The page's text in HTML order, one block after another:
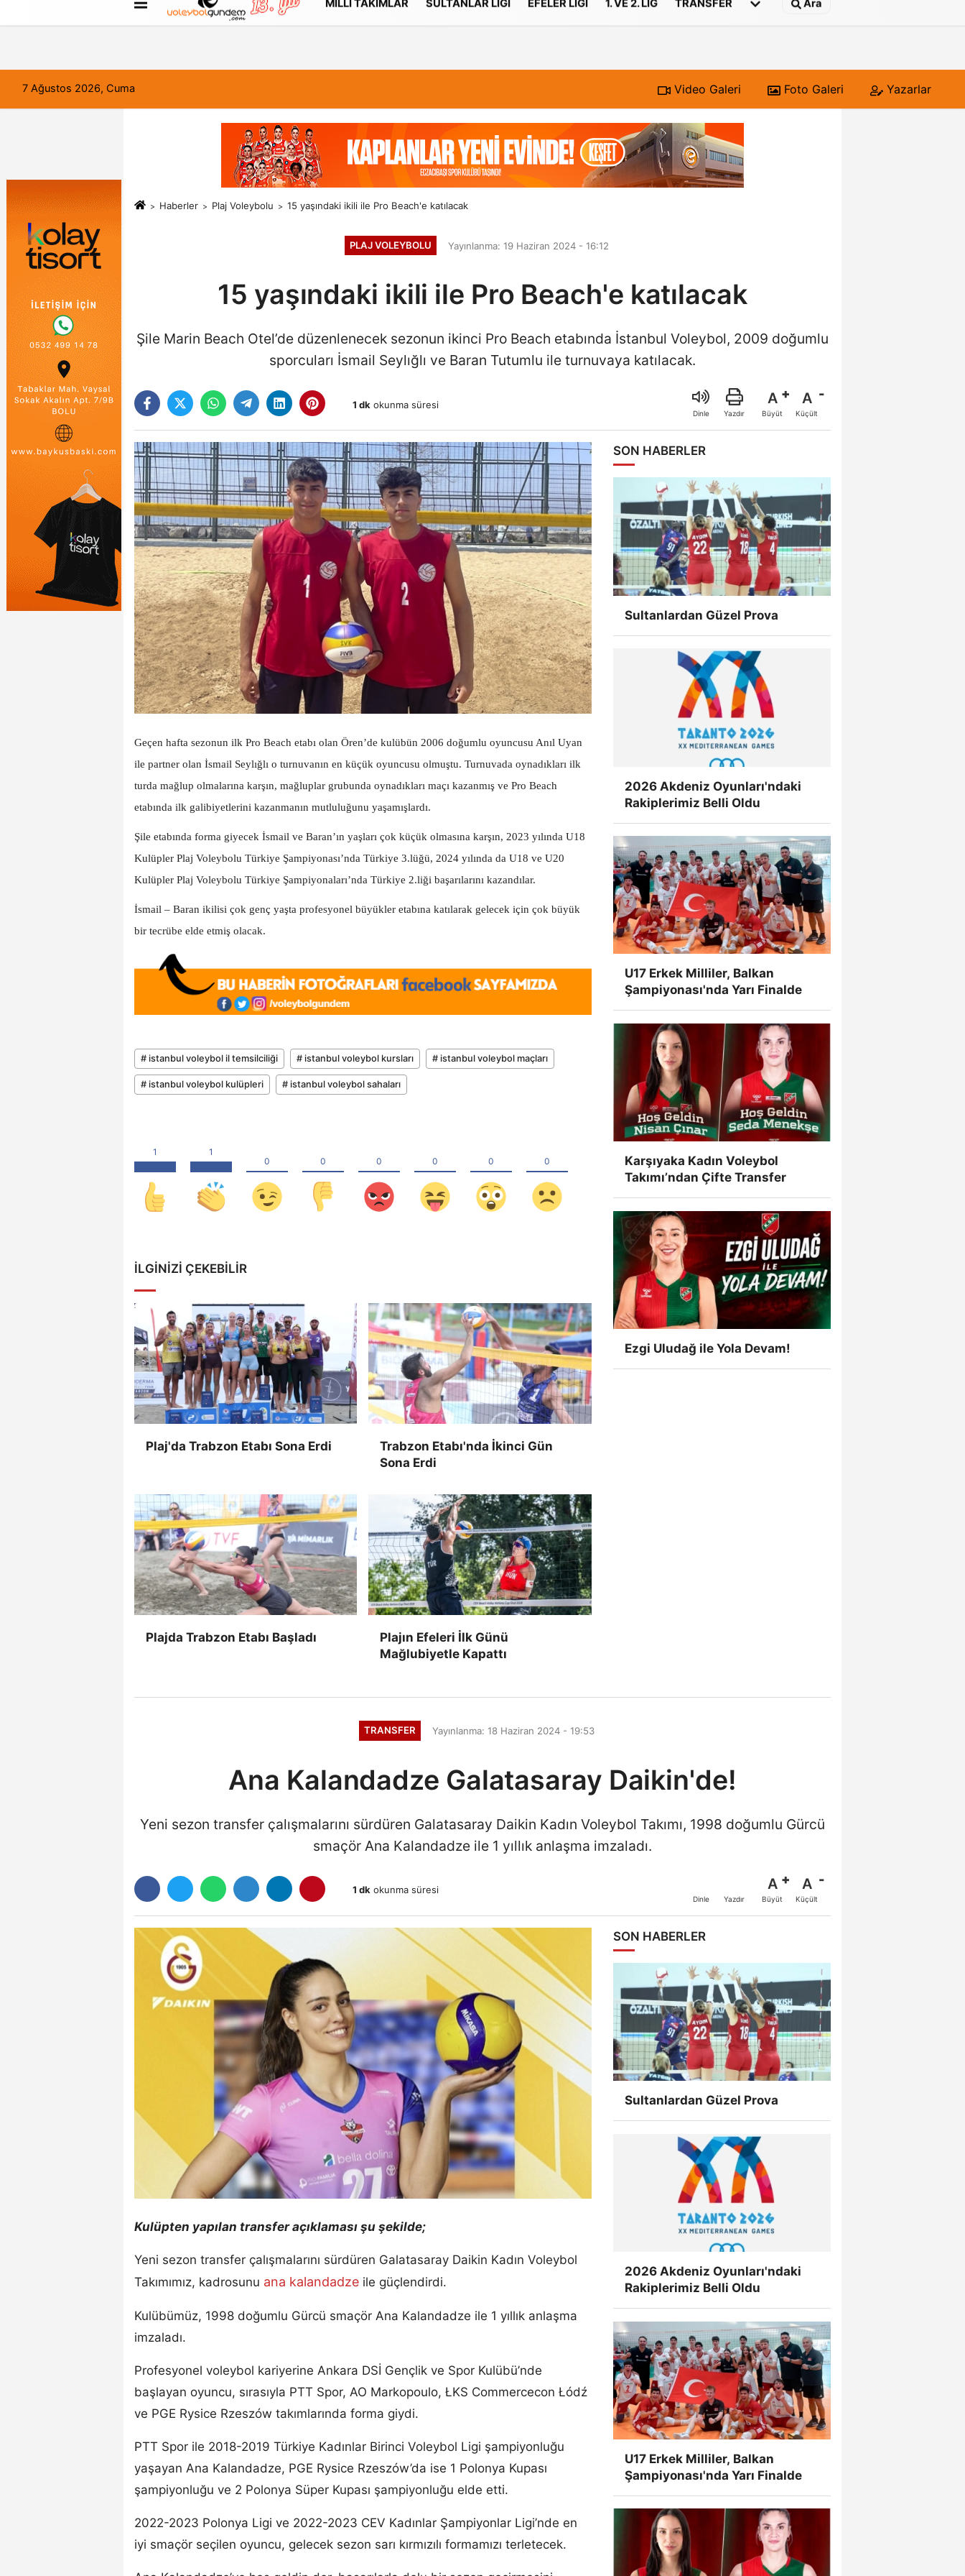
FORUM Haber Gönder Künye
MILLI TAKIMLAR SULTANLAR LIGI EFELER LIGI 1. VE 2. LIG TRANSFER Ara
7 Ağustos 2026, Cuma Video Galeri Foto Galeri Yazarlar
Haberler Plaj Voleybolu 15 yaşındaki ikili ile Pro Beach'e katılacak
PLAJ VOLEYBOLU Yayınlanma: 19 Haziran 2024 - 16:12
15 yaşındaki ikili ile Pro Beach'e katılacak
Şile Marin Beach Otel’de düzenlenecek sezonun ikinci Pro Beach etabında İstanbul Voleybol, 2009 doğumlu
sporcuları İsmail Seylığlı ve Baran Tutumlu ile turnuvaya katılacak.
1 dk okunma süresi
Dinle Yazdır
A
Büyüt
A
Küçült
Geçen hafta sezonun ilk Pro Beach etabı olan Ören’de kulübün 2006 doğumlu oyuncusu Anıl Uyan
ile partner olan İsmail Seylığlı o turnuvanın en küçük oyuncusu olmuştu. Turnuvada oynadıkları ilk
turda mağlup olmalarına karşın, mağluplar grubunda oynadıkları maçı kazanmış ve Pro Beach
etabında ilk galibiyetlerini kazanmanın mutluluğunu yaşamışlardı.
Şile etabında forma giyecek İsmail ve Baran’ın yaşları çok küçük olmasına karşın, 2023 yılında U18
Kulüpler Plaj Voleybolu Türkiye Şampiyonası’nda Türkiye 3.lüğü, 2024 yılında da U18 ve U20
Kulüpler Plaj Voleybolu Türkiye Şampiyonaları’nda Türkiye 2.liği başarılarını kazandılar.
İsmail – Baran ikilisi çok genç yaşta profesyonel büyükler etabına katılarak gelecek için çok büyük
bir tecrübe elde etmiş olacak.
# istanbul voleybol il temsilciliği # istanbul voleybol kursları # istanbul voleybol maçları
# istanbul voleybol kulüpleri # istanbul voleybol sahaları
İLGINIZI ÇEKEBILIR
Plaj'da Trabzon Etabı Sona Erdi
Trabzon Etabı'nda İkinci Gün
Sona Erdi
Plajda Trabzon Etabı Başladı
Plajın Efeleri İlk Günü
Mağlubiyetle Kapattı
SON HABERLER
Sultanlardan Güzel Prova
2026 Akdeniz Oyunları'ndaki
Rakiplerimiz Belli Oldu
U17 Erkek Milliler, Balkan
Şampiyonası'nda Yarı Finalde
Karşıyaka Kadın Voleybol
Takımı’ndan Çifte Transfer
Ezgi Uludağ ile Yola Devam!
TRANSFER Yayınlanma: 18 Haziran 2024 - 19:53
Ana Kalandadze Galatasaray Daikin'de!
Yeni sezon transfer çalışmalarını sürdüren Galatasaray Daikin Kadın Voleybol Takımı, 1998 doğumlu Gürcü
smaçör Ana Kalandadze ile 1 yıllık anlaşma imzaladı.
1 dk okunma süresi
Dinle Yazdır
A
Büyüt
A
Küçült
Kulüpten yapılan transfer açıklaması şu şekilde;
Yeni sezon transfer çalışmalarını sürdüren Galatasaray Daikin Kadın Voleybol
Takımımız, kadrosunu ana kalandadze ile güçlendirdi.
Kulübümüz, 1998 doğumlu Gürcü smaçör Ana Kalandadze ile 1 yıllık anlaşma
imzaladı.
Profesyonel voleybol kariyerine Ankara DSİ Gençlik ve Spor Kulübü’nde
başlayan oyuncu, sırasıyla PTT Spor, AO Markopoulo, ŁKS Commercecon Łódź
ve PGE Rysice Rzeszów takımlarında forma giydi.
PTT Spor ile 2018-2019 Türkiye Kadınlar Birinci Voleybol Ligi şampiyonluğu
yaşayan Ana Kalandadze, PGE Rysice Rzeszów’da ise 1 Polonya Kupası
şampiyonluğu ve 2 Polonya Süper Kupası şampiyonluğu elde etti.
2022-2023 Polonya Ligi ve 2022-2023 CEV Kadınlar Şampiyonlar Ligi’nde en
iyi smaçör seçilen oyuncu, gelecek sezon sarı kırmızılı formamızı terletecek.
SON HABERLER
Sultanlardan Güzel Prova
2026 Akdeniz Oyunları'ndaki
Rakiplerimiz Belli Oldu
U17 Erkek Milliler, Balkan
Şampiyonası'nda Yarı Finalde